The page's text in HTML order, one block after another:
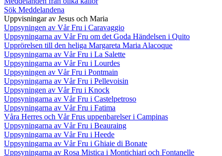
Sök Meddelandena
Uppvisningar av Jesus och Maria
Uppsyningen av Vår Fru i Caravaggio
Uppsyningarna av Vår Fru om det Goda Händelsen i Quito
Upprörelsen till den heliga Margareta Maria Alacoque
Uppsyningarna av Vår Fru i La Salette
Uppsyningarna av Vår Fru i Lourdes
Uppsyningen av Vår Fru i Pontmain
Uppsyningarna av Vår Fru i Pellevoisin
Uppsyningen av Vår Fru i Knock
Uppsyningarna av Vår Fru i Castelpetroso
Uppsyningarna av Vår Fru i Fatima
Våra Herres och Vår Frus uppenbarelser i Campinas
Uppsyningarna av Vår Fru i Beauraing
Uppsyningarna av Vår Fru i Heede
Uppsyningarna av Vår Fru i Ghiaie di Bonate
Uppsyningarna av Rosa Mistica i Montichiari och Fontanelle